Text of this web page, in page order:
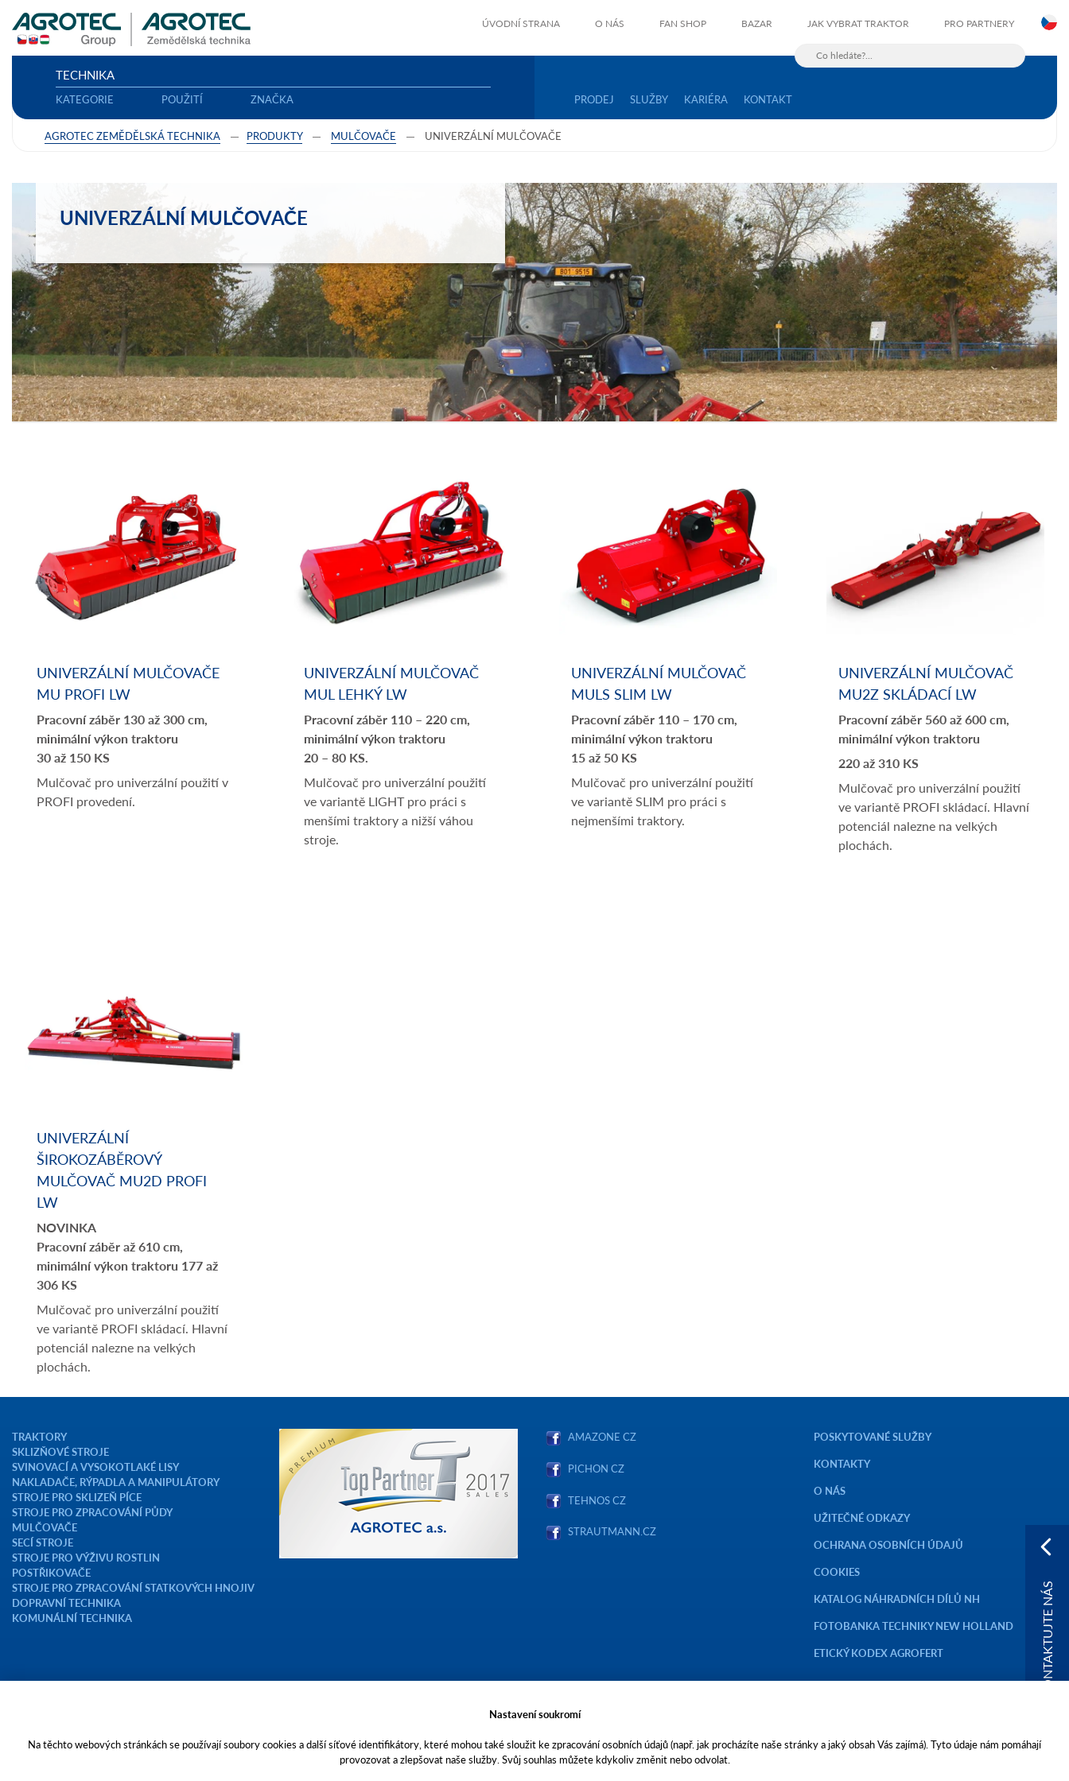
ÚVODNÍ STRANA O NÁS FAN SHOP BAZAR JAK VYBRAT TRAKTOR PRO PARTNERY
TECHNIKA
KATEGORIE POUŽITÍ ZNAČKA PRODEJ SLUŽBY KARIÉRA KONTAKT
AGROTEC ZEMĚDĚLSKÁ TECHNIKA PRODUKTY MULČOVAČE UNIVERZÁLNÍ MULČOVAČE
UNIVERZÁLNÍ MULČOVAČE
UNIVERZÁLNÍ MULČOVAČE
MU PROFI LW
Pracovní záběr 130 až 300 cm,
minimální výkon traktoru
30 až 150 KS
Mulčovač pro univerzální použití v
PROFI provedení.
UNIVERZÁLNÍ MULČOVAČ
MUL LEHKÝ LW
Pracovní záběr 110 – 220 cm,
minimální výkon traktoru
20 – 80 KS.
Mulčovač pro univerzální použití
ve variantě LIGHT pro práci s
menšími traktory a nižší váhou
stroje.
UNIVERZÁLNÍ MULČOVAČ
MULS SLIM LW
Pracovní záběr 110 – 170 cm,
minimální výkon traktoru
15 až 50 KS
Mulčovač pro univerzální použití
ve variantě SLIM pro práci s
nejmenšími traktory.
UNIVERZÁLNÍ MULČOVAČ
MU2Z SKLÁDACÍ LW
Pracovní záběr 560 až 600 cm,
minimální výkon traktoru
220 až 310 KS
Mulčovač pro univerzální použití
ve variantě PROFI skládací. Hlavní
potenciál nalezne na velkých
plochách.
UNIVERZÁLNÍ
ŠIROKOZÁBĚROVÝ
MULČOVAČ MU2D PROFI
LW
NOVINKA
Pracovní záběr až 610 cm,
minimální výkon traktoru 177 až
306 KS
Mulčovač pro univerzální použití
ve variantě PROFI skládací. Hlavní
potenciál nalezne na velkých
plochách.
TRAKTORY
SKLIZŇOVÉ STROJE
SVINOVACÍ A VYSOKOTLAKÉ LISY
NAKLADAČE, RÝPADLA A MANIPULÁTORY
STROJE PRO SKLIZEŇ PÍCE
STROJE PRO ZPRACOVÁNÍ PŮDY
MULČOVAČE
SECÍ STROJE
STROJE PRO VÝŽIVU ROSTLIN
POSTŘIKOVAČE
STROJE PRO ZPRACOVÁNÍ STATKOVÝCH HNOJIV
DOPRAVNÍ TECHNIKA
KOMUNÁLNÍ TECHNIKA
AMAZONE CZ
PICHON CZ
TEHNOS CZ
STRAUTMANN.CZ
POSKYTOVANÉ SLUŽBY
KONTAKTY
O NÁS
UŽITEČNÉ ODKAZY
OCHRANA OSOBNÍCH ÚDAJŮ
COOKIES
KATALOG NÁHRADNÍCH DÍLŮ NH
FOTOBANKA TECHNIKY NEW HOLLAND
ETICKÝ KODEX AGROFERT
Toto jsou internetové stránky společnosti AGROTEC a. s., se sídlem v Hustopečích, Brněnská 74, PSČ 69301, IČO 00544957,
KONTAKTUJTE NÁS
Nastavení soukromí
Na těchto webových stránkách se používají soubory cookies a další síťové identifikátory, které mohou také sloužit ke zpracování osobních údajů (např. jak procházíte naše stránky a jaký obsah Vás zajímá). Tyto údaje nám pomáhají
provozovat a zlepšovat naše služby. Svůj souhlas můžete kdykoliv změnit nebo odvolat.